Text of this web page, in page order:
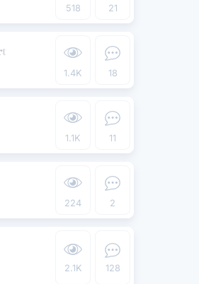
21
518
18
1.4K
seit ihr Eltern seid?
11
1.1K
2
224
128
2.1K